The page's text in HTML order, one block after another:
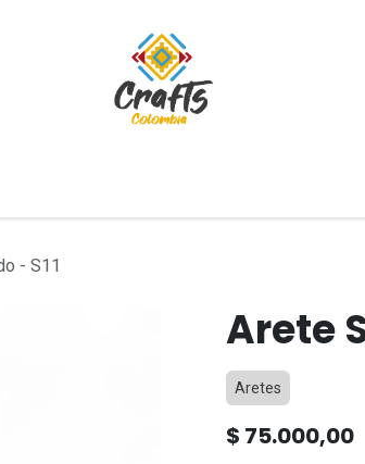
- S11
Arete
Aretes
$ 75.000,00